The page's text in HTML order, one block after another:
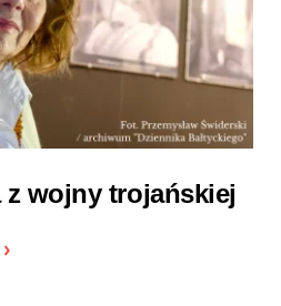
z wojny trojańskiej